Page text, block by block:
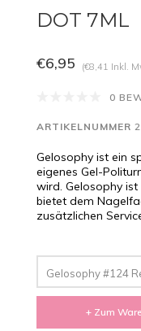
DOT 7ML
€6,95 (€8,41 Inkl.
0
ARTIKELNUMMER
Gelosophy ist ein
eigenes Gel-
wird. Gelosophy ist
bietet dem
zusätzlichen
Gelosophy #124
+ Zum